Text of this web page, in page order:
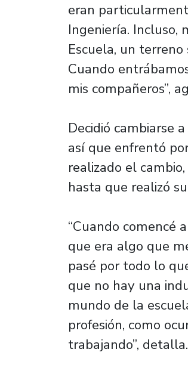
eran
Ingeniería. Incluso,
Escuela, un
Cuando
mis compañeros”,
Decidió cambiarse
así que enfrentó
realizado el
hasta que realizó
“Cuando comencé
que era algo que
pasé por todo lo
que no hay una
mundo de la
profesión, como
trabajando”, detalla.